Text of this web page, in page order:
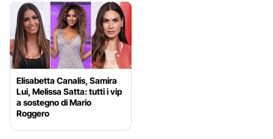
Elisabetta Canalis, Samira
Lui, Melissa Satta: tutti i vip
a sostegno di Mario
Roggero